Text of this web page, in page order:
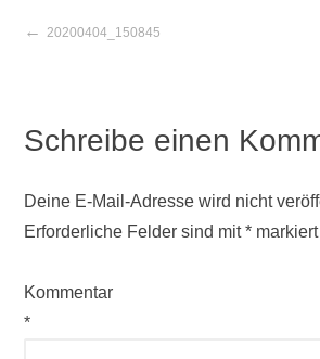
Beitragsnavigation
20200404_150845
Schreibe einen
Deine E-Mail-Adresse wird nicht
Erforderliche Felder sind mit* markiert
Kommentar
*